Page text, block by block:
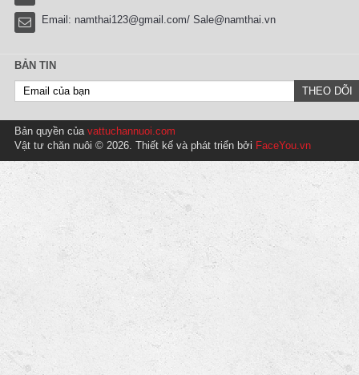
Email: namthai123@gmail.com/ Sale@namthai.vn
BẢN TIN
Bản quyền của vattuchannuoi.com
Vật tư chăn nuôi © 2026. Thiết kế và phát triển bởi FaceYou.vn